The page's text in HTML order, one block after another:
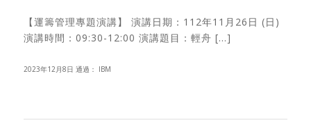
【運籌管理專題演講】 演講日期：112年11月26日 (日)
演講時間：09:30-12:00 演講題目：輕舟 […]
2023年12月8日 通過： IBM